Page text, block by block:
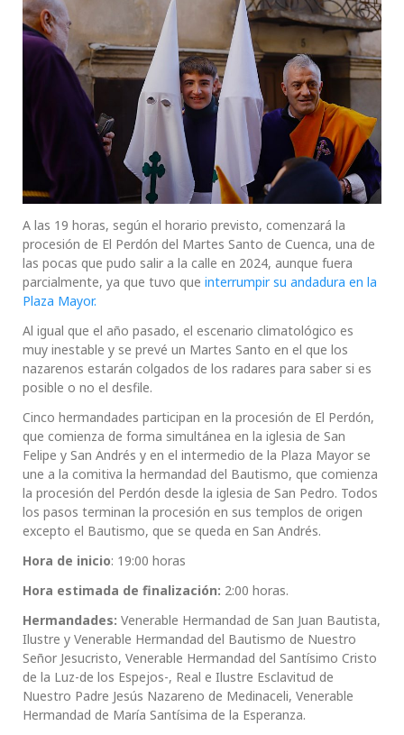
A las 19 horas, según el horario previsto, comenzará la
procesión de El Perdón del Martes Santo de Cuenca, una de
las pocas que pudo salir a la calle en 2024, aunque fuera
parcialmente, ya que tuvo que interrumpir su andadura en la
Plaza Mayor.
Al igual que el año pasado, el escenario climatológico es
muy inestable y se prevé un Martes Santo en el que los
nazarenos estarán colgados de los radares para saber si es
posible o no el desfile.
Cinco hermandades participan en la procesión de El Perdón,
que comienza de forma simultánea en la iglesia de San
Felipe y San Andrés y en el intermedio de la Plaza Mayor se
une a la comitiva la hermandad del Bautismo, que comienza
la procesión del Perdón desde la iglesia de San Pedro. Todos
los pasos terminan la procesión en sus templos de origen
excepto el Bautismo, que se queda en San Andrés.
Hora de inicio: 19:00 horas
Hora estimada de finalización: 2:00 horas.
Hermandades: Venerable Hermandad de San Juan Bautista,
Ilustre y Venerable Hermandad del Bautismo de Nuestro
Señor Jesucristo, Venerable Hermandad del Santísimo Cristo
de la Luz-de los Espejos-, Real e Ilustre Esclavitud de
Nuestro Padre Jesús Nazareno de Medinaceli, Venerable
Hermandad de María Santísima de la Esperanza.